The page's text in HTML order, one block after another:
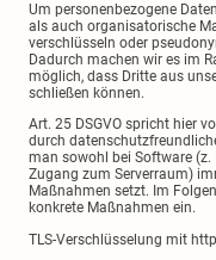
Um personenbezogene
als auch organisatorische
verschlüsseln oder
Dadurch machen wir es im
möglich, dass Dritte aus
schließen können.
Art. 25 DSGVO spricht hier
durch
man sowohl bei Software (z.
Zugang zum Serverraum)
Maßnahmen setzt. Im
konkrete Maßnahmen ein.
TLS-Verschlüsselung mit